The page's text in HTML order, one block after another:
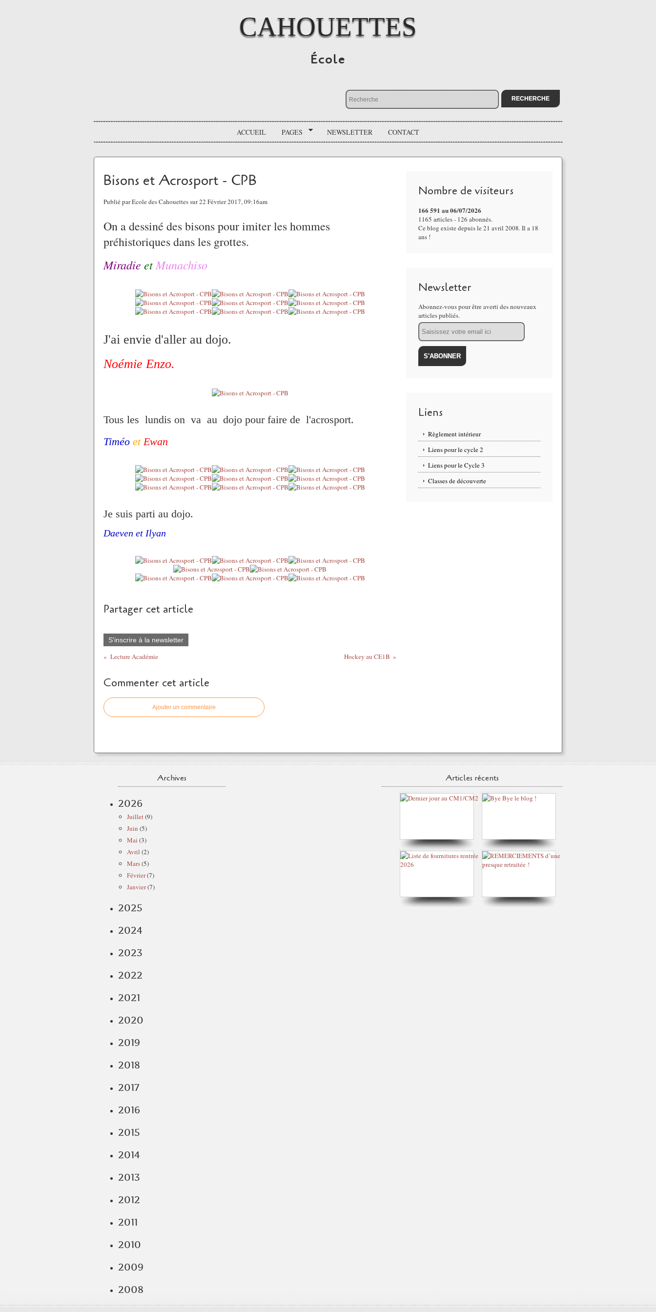
CAHOUETTES
École
ACCUEIL PAGES NEWSLETTER CONTACT
Bisons et Acrosport - CPB
Publié par Ecole des Cahouettes sur 22 Février 2017, 09:16am
On a dessiné des bisons pour imiter les hommes
préhistoriques dans les grottes.
Miradie et Munachiso
J'ai envie d'aller au dojo.
Noémie Enzo.
Tous les lundis on va au dojo pour faire de l'acrosport.
Timéo et Ewan
Je suis parti au dojo.
Daeven et Ilyan
Partager cet article
S'inscrire à la newsletter
Lecture Académie Hockey au CE1B
Commenter cet article
Ajouter un commentaire
Nombre de visiteurs
166 591 au 06/07/2026
1165 articles - 126 abonnés.
Ce blog existe depuis le 21 avril 2008. Il a 18
ans !
Newsletter
Abonnez-vous pour être averti des nouveaux
articles publiés.
Email
Liens
Règlement intérieur
Liens pour le cycle 2
Liens pour le Cycle 3
Classes de découverte
Archives
2026
Juillet(9)
Juin (5)
Mai (3)
Avril (2)
Mars(5)
Février(7)
Janvier(7)
2025
2024
2023
2022
2021
2020
2019
2018
2017
2016
2015
2014
2013
2012
2011
2010
2009
2008
Articles récents